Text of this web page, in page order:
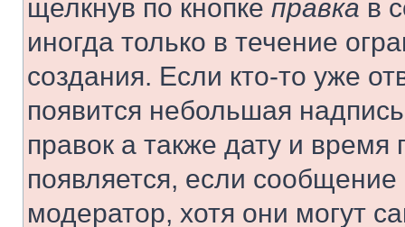
щелкнув по кнопке правка в
иногда только в течение
создания. Если кто-то уже
появится небольшая
правок а также дату и
появляется, если
модератор, хотя они могут